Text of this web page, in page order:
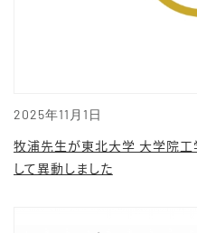
2025年11月1日
牧浦先生が東北大学 大学院
して異動しました